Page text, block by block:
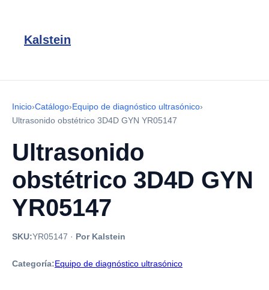
Kalstein
Inicio›Catálogo›Equipo de diagnóstico ultrasónico›
Ultrasonido obstétrico 3D4D GYN YR05147
Ultrasonido
obstétrico 3D4D GYN
YR05147
SKU:YR05147 · Por Kalstein
Categoría:Equipo de diagnóstico ultrasónico